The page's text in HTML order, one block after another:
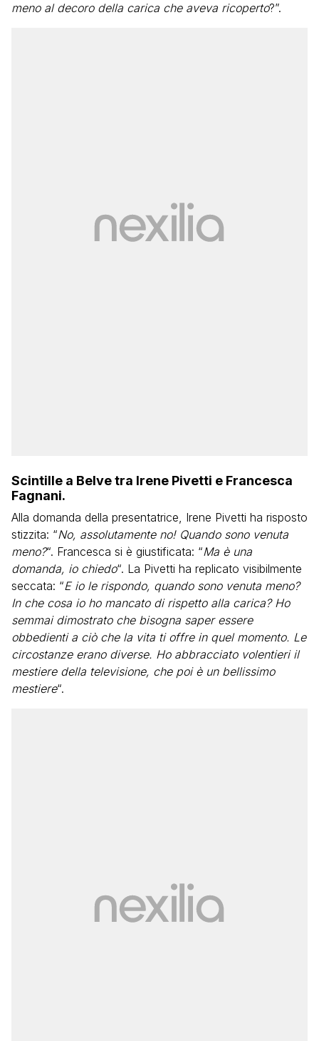
meno al decoro della carica che aveva ricoperto?”.
Scintille a Belve tra Irene Pivetti e Francesca
Fagnani.
Alla domanda della presentatrice, Irene Pivetti ha risposto
stizzita: “No, assolutamente no! Quando sono venuta
meno?“. Francesca si è giustificata: “Ma è una
domanda, io chiedo“. La Pivetti ha replicato visibilmente
seccata: “E io le rispondo, quando sono venuta meno?
In che cosa io ho mancato di rispetto alla carica? Ho
semmai dimostrato che bisogna saper essere
obbedienti a ciò che la vita ti offre in quel momento. Le
circostanze erano diverse. Ho abbracciato volentieri il
mestiere della televisione, che poi è un bellissimo
mestiere“.